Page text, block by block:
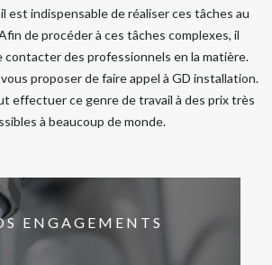
est indispensable de réaliser ces tâches au
de procéder à ces tâches complexes, il
des professionnels en la matière.
proposer de faire appel à GD installation.
effectuer ce genre de travail à des prix très
à beaucoup de monde.
ENGAGEMENTS